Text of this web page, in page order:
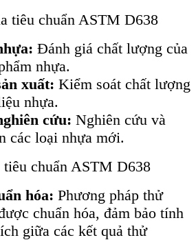
tiêu chuẩn ASTM D638
Đánh giá chất lượng của
nhựa.
xuất: Kiểm soát chất lượng
nhựa.
cứu: Nghiên cứu và
các loại nhựa mới.
chuẩn ASTM D638
hóa: Phương pháp thử
chuẩn hóa, đảm bảo tính
giữa các kết quả thử